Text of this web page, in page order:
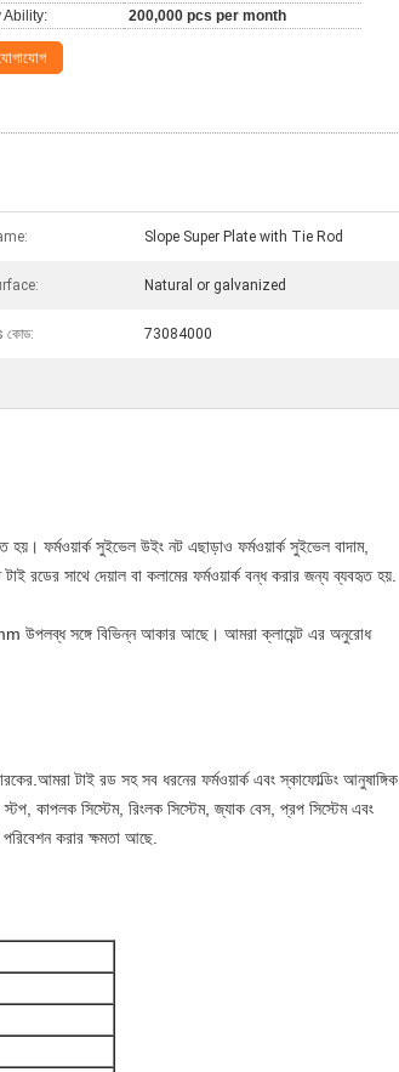
Ability:
200,000 pcs per month
Slope Super Plate with Tie Rod
Natural or galvanized
কোড: 73084000
হয়। ফর্মওয়ার্ক সুইভেল উইং নট এছাড়াও ফর্মওয়ার্ক সুইভেল বাদাম,
রডের সাথে দেয়াল বা কলামের ফর্মওয়ার্ক বন্ধ করার জন্য ব্যবহৃত হয়.
সঙ্গে বিভিন্ন আকার আছে। আমরা ক্লায়েন্ট এর অনুরোধ
টাই রড সহ সব ধরনের ফর্মওয়ার্ক এবং স্কাফোল্ডিং আনুষাঙ্গিক
কাপলক সিস্টেম, রিংলক সিস্টেম, জ্যাক বেস, প্রপ সিস্টেম এবং
করার ক্ষমতা আছে.